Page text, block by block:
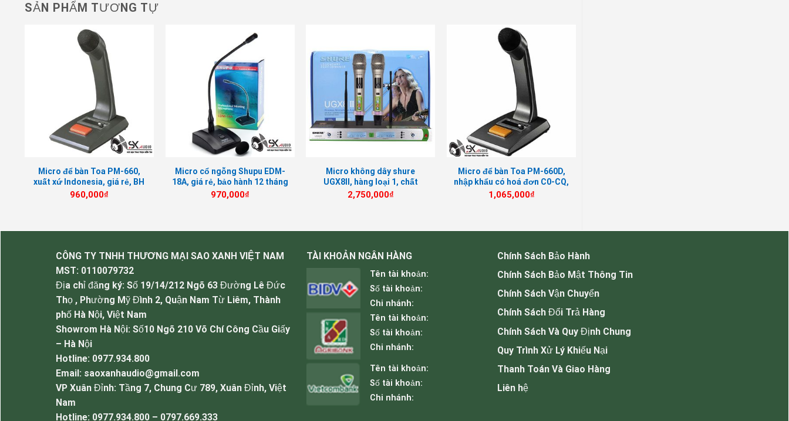
SẢN PHẨM TƯƠNG TỰ
Micro để bàn Toa PM-660,
xuất xứ Indonesia, giá rẻ, BH
12 tháng
960,000₫
Micro cổ ngỗng Shupu EDM-
18A, giá rẻ, bảo hành 12 tháng
970,000₫
Micro không dây shure
UGX8II, hàng loại 1, chất
lượng tuyệt đối, giá rẻ
2,750,000₫
Micro để bàn Toa PM-660D,
nhập khẩu có hoá đơn C0-CQ,
giá tốt
1,065,000₫
CÔNG TY TNHH THƯƠNG MẠI SAO XANH VIỆT NAM
MST: 0110079732
Địa chỉ đăng ký: Số 19/14/212 Ngõ 63 Đường Lê Đức
Thọ , Phường Mỹ Đình 2, Quận Nam Từ Liêm, Thành
phố Hà Nội, Việt Nam
Showrom Hà Nội: Số10 Ngõ 210 Võ Chí Công Cầu Giấy
– Hà Nội
Hotline: 0977.934.800
Email: saoxanhaudio@gmail.com
VP Xuân Đỉnh: Tầng 7, Chung Cư 789, Xuân Đỉnh, Việt
Nam
Hotline: 0977.934.800 – 0797.669.333
TÀI KHOẢN NGÂN HÀNG
Tên tài khoản:
Số tài khoản:
Chi nhánh:
Tên tài khoản:
Số tài khoản:
Chi nhánh:
Tên tài khoản:
Số tài khoản:
Chi nhánh:
Chính Sách Bảo Hành
Chính Sách Bảo Mật Thông Tin
Chính Sách Vận Chuyển
Chính Sách Đổi Trả Hàng
Chính Sách Và Quy Định Chung
Quy Trình Xử Lý Khiếu Nại
Thanh Toán Và Giao Hàng
Liên hệ